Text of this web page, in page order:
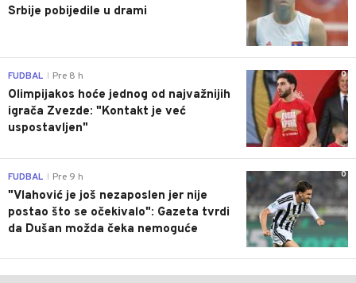
Srbije pobijedile u drami
0
FUDBAL Pre 8 h
Olimpijakos hoće jednog od najvažnijih
igrača Zvezde: "Kontakt je već
uspostavljen"
0
FUDBAL Pre 9 h
"Vlahović je još nezaposlen jer nije
postao što se očekivalo": Gazeta tvrdi
da Dušan možda čeka nemoguće